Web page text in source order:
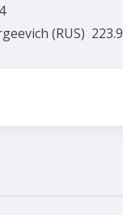
(RUS) 223.9